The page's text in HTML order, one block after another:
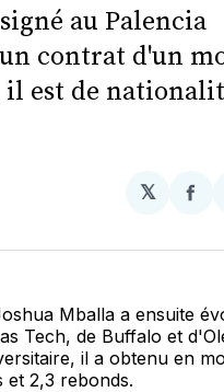
au Palencia
contrat d'un
il est de
𝕏
Mballa a ensuite
Tech, de Buffalo et
il a obtenu en
et 2,3 rebonds.